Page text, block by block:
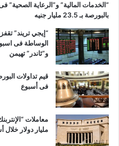
“الخدمات المالية” و”الرعاية الصحية”
بالبورصة بـ 23.5 مليار جنيه
الوساطة فى
و”ثاندر” تهيمن
فى أسبوع
مليار دولار خلال